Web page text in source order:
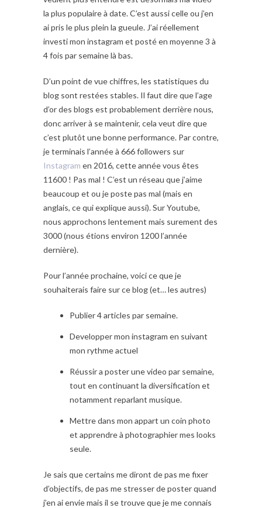
la plus populaire à date. C’est aussi celle ou j’en
ai pris le plus plein la gueule. J’ai réellement
investi mon instagram et posté en moyenne 3 à
4 fois par semaine là bas.
D’un point de vue chiffres, les statistiques du
blog sont restées stables. Il faut dire que l’age
d’or des blogs est probablement derrière nous,
donc arriver à se maintenir, cela veut dire que
c’est plutôt une bonne performance. Par contre,
je terminais l’année à 666 followers sur
Instagram en 2016, cette année vous êtes
11600 ! Pas mal ! C’est un réseau que j’aime
beaucoup et ou je poste pas mal (mais en
anglais, ce qui explique aussi). Sur Youtube,
nous approchons lentement mais surement des
3000 (nous étions environ 1200 l’année
dernière).
Pour l’année prochaine, voici ce que je
souhaiterais faire sur ce blog (et… les autres)
Publier 4 articles par semaine.
Developper mon instagram en suivant
mon rythme actuel
Réussir a poster une video par semaine,
tout en continuant la diversification et
notamment reparlant musique.
Mettre dans mon appart un coin photo
et apprendre à photographier mes looks
seule.
Je sais que certains me diront de pas me fixer
d’objectifs, de pas me stresser de poster quand
j’en ai envie mais il se trouve que je me connais